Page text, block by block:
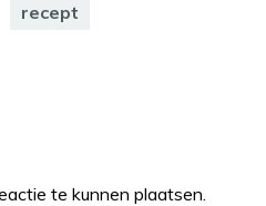
recept
te kunnen plaatsen.